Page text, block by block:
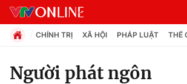
CHÍNH TRỊ XÃ HỘI PHÁP LUẬT THẾ
Người phát ngôn